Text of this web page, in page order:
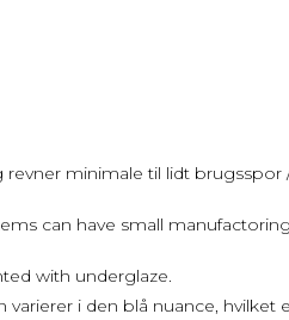
minimale til lidt brugsspor
can have small manufactoring
with underglaze.
i den blå nuance, hvilket